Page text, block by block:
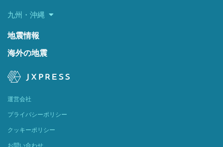
九州・沖縄
地震情報
海外の地震
運営会社
プライバシーポリシー
クッキーポリシー